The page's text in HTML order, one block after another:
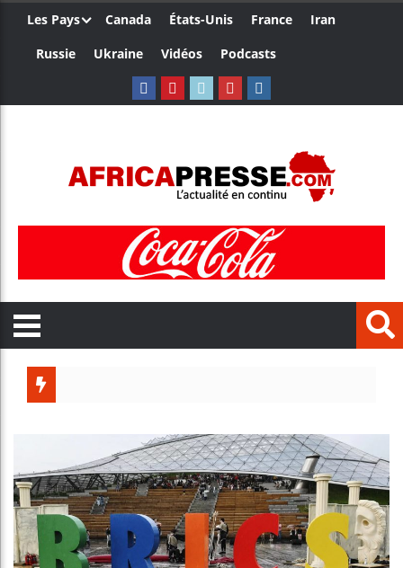
Les Pays Canada États-Unis France
Iran
Russie
Ukraine Vidéos Podcasts
Côte
Tunisie
Ceuta :